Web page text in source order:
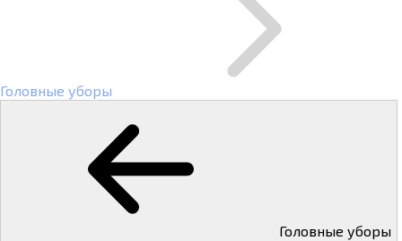
Головные уборы
Головные уборы